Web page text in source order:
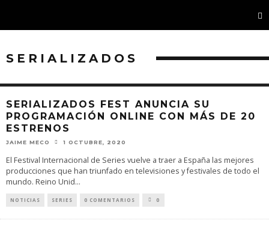
SERIALIZADOS
SERIALIZADOS FEST ANUNCIA SU
PROGRAMACIÓN ONLINE CON MÁS DE 20
ESTRENOS
JAIME MECO 1 OCTUBRE, 2020
El Festival Internacional de Series vuelve a traer a España las mejores
producciones que han triunfado en televisiones y festivales de todo el
mundo. Reino Unid...
NOTICIAS SERIES 0 COMENTARIOS 0